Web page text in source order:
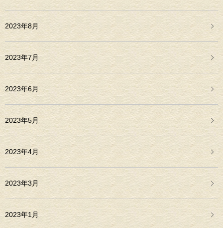
2023年8月
2023年7月
2023年6月
2023年5月
2023年4月
2023年3月
2023年1月